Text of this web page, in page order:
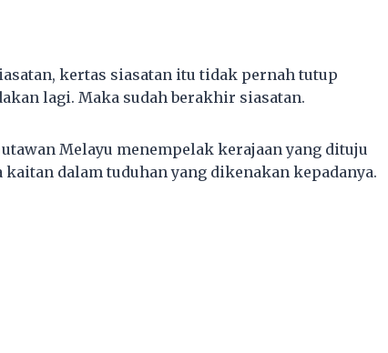
kertas siasatan itu tidak pernah tutup
lagi. Maka sudah berakhir siasatan.
Melayu menempelak kerajaan yang dituju
dalam tuduhan yang dikenakan kepadanya.